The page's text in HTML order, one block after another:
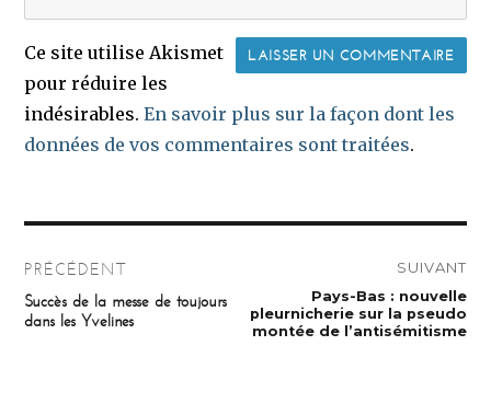
Ce site utilise Akismet
pour réduire les
indésirables.En savoir plus sur la façon dont les
données de vos commentaires sont traitées.
de
PRÉCÉDENT
Publication
précédente :
Succès de la messe de toujours
dans les Yvelines
SUIVANT
Publication
suivante :
Pays-Bas : nouvelle
pleurnicherie sur la pseudo
montée de l’antisémitisme